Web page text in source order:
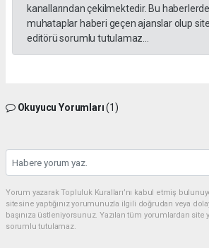
kanallarından çekilmektedir. Bu
muhataplar haberi geçen ajanslar olup
editörü sorumlu tutulamaz...
Okuyucu Yorumları(1)
Yorum yazarak Topluluk Kuralları’nı kabul etmiş
sitesine yaptığınız yorumunuzla ilgili doğrudan veya
başınıza üstleniyorsunuz. Yazılan tüm yorumlardan
sorumlu tutulamaz.